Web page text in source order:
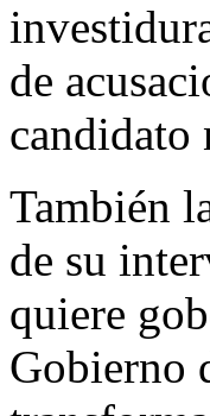
de
candidato
También
de su
quiere
Gobierno